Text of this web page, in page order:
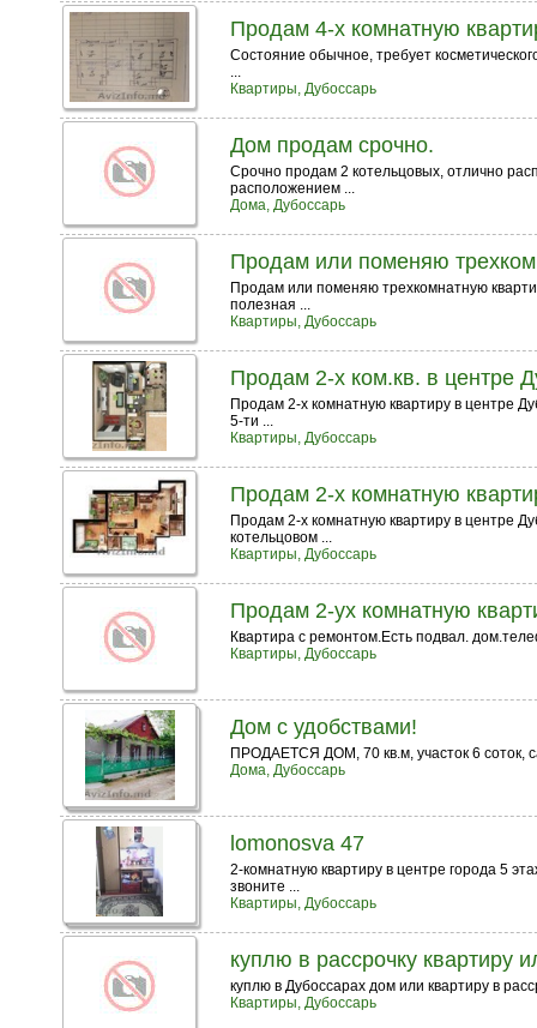
Продам 4-х комнатную
Состояние обычное, требует
...
Квартиры, Дубоссарь
Дом продам срочно.
Срочно продам 2 котельцовых, отлично
расположением ...
Дома, Дубоссарь
Продам или поменяю
Продам или поменяю трехкомнатную
полезная ...
Квартиры, Дубоссарь
Продам 2-х ком.кв. в центре
Продам 2-х комнатную квартиру в центре
5-ти ...
Квартиры, Дубоссарь
Продам 2-х комнатную
Продам 2-х комнатную квартиру в центре
котельцовом ...
Квартиры, Дубоссарь
Продам 2-ух комнатную
Квартира с ремонтом.Есть подвал.
Квартиры, Дубоссарь
Дом с удобствами!
ПРОДАЕТСЯ ДОМ, 70 кв.м, участок 6 соток,
Дома, Дубоссарь
lomonosva 47
2-комнатную квартиру в центре города 5
звоните ...
Квартиры, Дубоссарь
куплю в рассрочку квартиру
куплю в Дубоссарах дом или квартиру в
Квартиры, Дубоссарь